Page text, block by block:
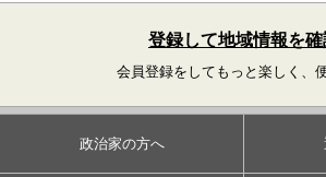
登録して地域情報を確
会員登録をしてもっと楽しく、便
政治家の方へ